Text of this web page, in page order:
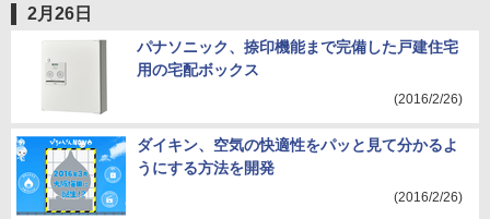
2月26日
パナソニック、捺印機能まで完備した戸建住宅
用の宅配ボックス
(2016/2/26)
ダイキン、空気の快適性をパッと見て分かるよ
うにする方法を開発
(2016/2/26)